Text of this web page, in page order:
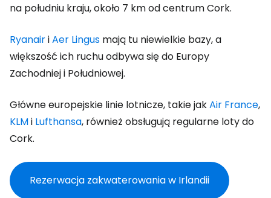
na południu kraju, około 7 km od centrum Cork.
RyanairiAer Lingus mają tu niewielkie bazy, a
większość ich ruchu odbywa się do Europy
Zachodniej i Południowej.
Główne europejskie linie lotnicze, takie jakAir France,
KLMi Lufthansa, również obsługują regularne loty do
Cork.
Rezerwacja zakwaterowania w Irlandii